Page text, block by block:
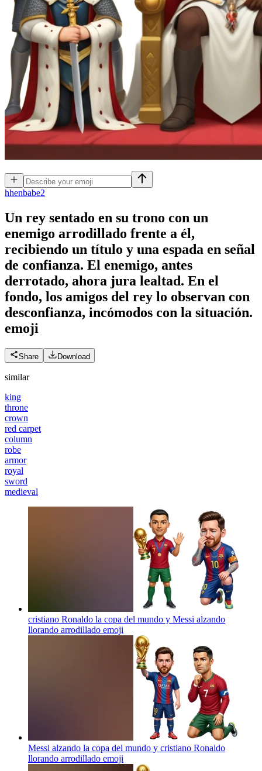
hhenbabe2
Un rey sentado en su trono con un
enemigo arrodillado frente a él,
recibiendo un título y una espada en señal
de confianza. El enemigo, antes
derrotado, ahora jura lealtad. En el
fondo, los amigos del rey lo observan con
desconfianza, incómodos con la situación.
emoji
Share Download
similar
king
throne
crown
red carpet
column
robe
armor
royal
sword
medieval
cristiano Ronaldo la copa del mundo y Messi alzando
llorando arrodillado emoji
Messi alzando la copa del mundo y cristiano Ronaldo
llorando arrodillado emoji